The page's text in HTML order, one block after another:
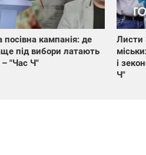
посівна кампанія: де
під вибори латають
– "Час Ч"
Листи
і
Ч"